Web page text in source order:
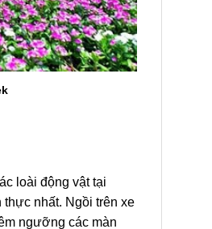
loài động vật tại
nhất. Ngồi trên xe
ngưỡng các màn